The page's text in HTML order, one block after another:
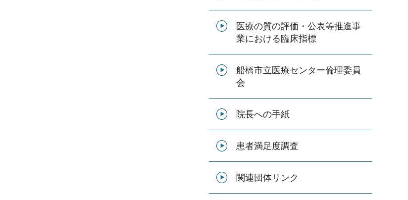
医療の質の評価・公表等推進事
業における臨床指標
船橋市立医療センター倫理委員
会
院長への手紙
患者満足度調査
関連団体リンク